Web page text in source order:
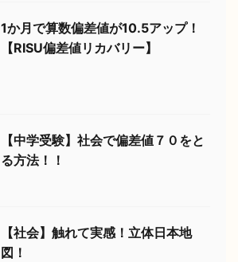
1か月で算数偏差値が10.5アップ！
【RISU偏差値リカバリー】
【中学受験】社会で偏差値７０をと
る方法！！
【社会】触れて実感！立体日本地
図！